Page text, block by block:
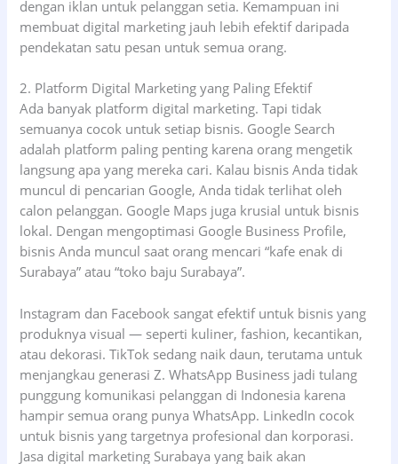
dengan iklan untuk pelanggan setia. Kemampuan ini
membuat digital marketing jauh lebih efektif daripada
pendekatan satu pesan untuk semua orang.
2. Platform Digital Marketing yang Paling Efektif
Ada banyak platform digital marketing. Tapi tidak
semuanya cocok untuk setiap bisnis. Google Search
adalah platform paling penting karena orang mengetik
langsung apa yang mereka cari. Kalau bisnis Anda tidak
muncul di pencarian Google, Anda tidak terlihat oleh
calon pelanggan. Google Maps juga krusial untuk bisnis
lokal. Dengan mengoptimasi Google Business Profile,
bisnis Anda muncul saat orang mencari “kafe enak di
Surabaya” atau “toko baju Surabaya”.
Instagram dan Facebook sangat efektif untuk bisnis yang
produknya visual — seperti kuliner, fashion, kecantikan,
atau dekorasi. TikTok sedang naik daun, terutama untuk
menjangkau generasi Z. WhatsApp Business jadi tulang
punggung komunikasi pelanggan di Indonesia karena
hampir semua orang punya WhatsApp. LinkedIn cocok
untuk bisnis yang targetnya profesional dan korporasi.
Jasa digital marketing Surabaya yang baik akan